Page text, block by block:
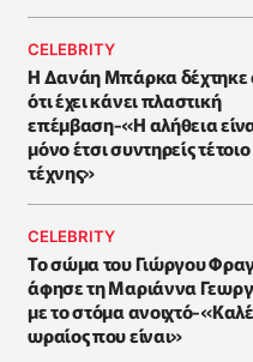
CELEBRITY
Η Δανάη Μπάρκα δέχτηκε
ότι έχει κάνει πλαστική
επέμβαση-«Η αλήθεια
μόνο έτσι συντηρείς
τέχνης»
CELEBRITY
Το σώμα του Γιώργου
άφησε τη Μαριάννα
με το στόμα ανοιχτό-«Καλέ
ωραίος που είναι»